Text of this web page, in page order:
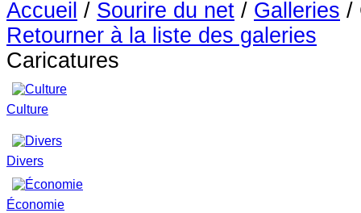
Accueil / Sourire du net / Galleries /
Retourner à la liste des galeries
Caricatures
Culture
Divers
Économie